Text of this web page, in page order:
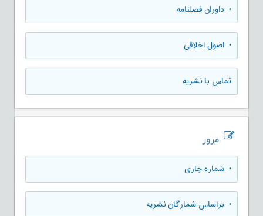
• داوران فصلنامه
• اصول اخلاقی
تماس با نشریه
مرور
• شماره جاری
• براساس شمارگان نشریه